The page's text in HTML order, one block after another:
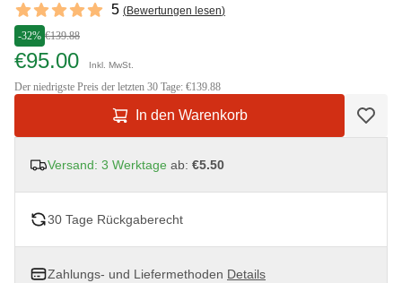
Reviews
5 out of 5 stars 5 (Bewertungen lesen)
-32% €139.88
€95.00 Inkl. MwSt.
Der niedrigste Preis der letzten 30 Tage: €139.88
In den Warenkorb
Versand: 3 Werktage ab: €5.50
30 Tage Rückgaberecht
Zahlungs- und Liefermethoden Details